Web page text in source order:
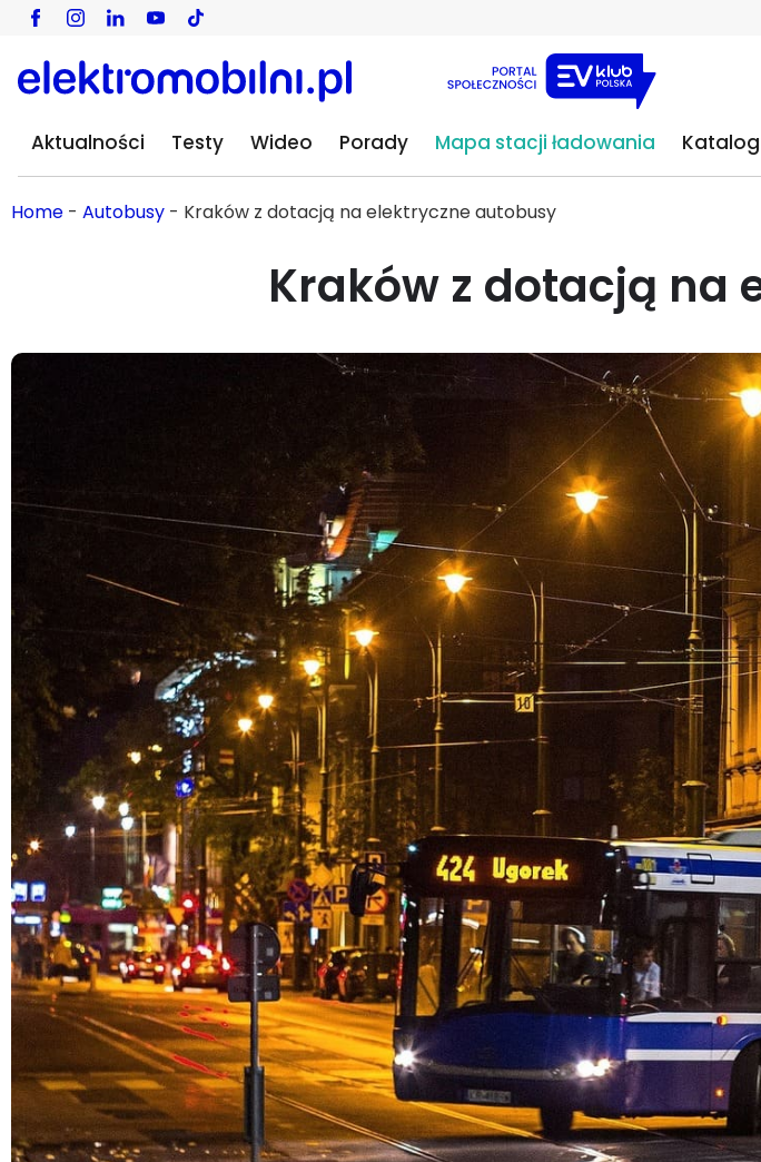
Aktualności Testy Wideo Porady Mapa stacji ładowania Katalog
Home - Autobusy - Kraków z dotacją na elektryczne autobusy
Kraków z dotacją na